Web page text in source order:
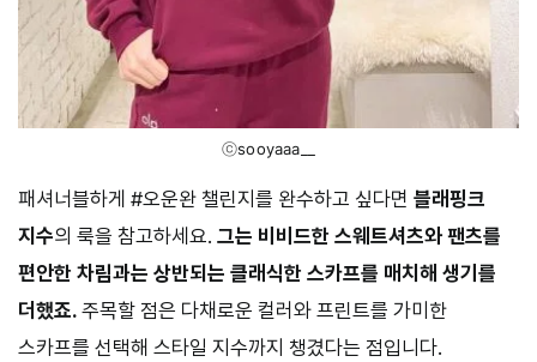
ⓒsooyaaa__
패셔너블하게 #오운완 챌린지를 완수하고 싶다면 블래핑크
지수의 룩을 참고하세요. 그는 비비드한 스웨트셔츠와 팬츠를
편안한 차림과는 상반되는 클래식한 스카프를 매치해 생기를
더했죠. 주목할 점은 다채로운 컬러와 프린트를 가미한
스카프를 선택해 스타일 지수까지 챙겼다는 점입니다.